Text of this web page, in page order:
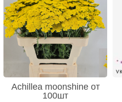
Achillea moonshine от
100шт